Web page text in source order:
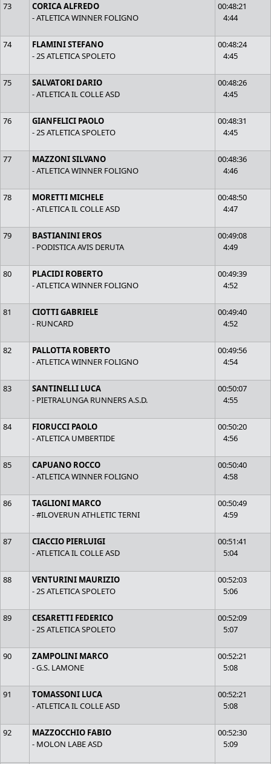
73
CORICA ALFREDO
- ATLETICA WINNER FOLIGNO
00:48:21
4:44
74
FLAMINI STEFANO
- 2S ATLETICA SPOLETO
00:48:24
4:45
75
SALVATORI DARIO
- ATLETICA IL COLLE ASD
00:48:26
4:45
76
GIANFELICI PAOLO
- 2S ATLETICA SPOLETO
00:48:31
4:45
77
MAZZONI SILVANO
- ATLETICA WINNER FOLIGNO
00:48:36
4:46
78
MORETTI MICHELE
- ATLETICA IL COLLE ASD
00:48:50
4:47
79
BASTIANINI EROS
- PODISTICA AVIS DERUTA
00:49:08
4:49
80
PLACIDI ROBERTO
- ATLETICA WINNER FOLIGNO
00:49:39
4:52
81
CIOTTI GABRIELE
- RUNCARD
00:49:40
4:52
82
PALLOTTA ROBERTO
- ATLETICA WINNER FOLIGNO
00:49:56
4:54
83
SANTINELLI LUCA
- PIETRALUNGA RUNNERS A.S.D.
00:50:07
4:55
84
FIORUCCI PAOLO
- ATLETICA UMBERTIDE
00:50:20
4:56
85
CAPUANO ROCCO
- ATLETICA WINNER FOLIGNO
00:50:40
4:58
86
TAGLIONI MARCO
- #ILOVERUN ATHLETIC TERNI
00:50:49
4:59
87
CIACCIO PIERLUIGI
- ATLETICA IL COLLE ASD
00:51:41
5:04
88
VENTURINI MAURIZIO
- 2S ATLETICA SPOLETO
00:52:03
5:06
89
CESARETTI FEDERICO
- 2S ATLETICA SPOLETO
00:52:09
5:07
90
ZAMPOLINI MARCO
- G.S. LAMONE
00:52:21
5:08
91
TOMASSONI LUCA
- ATLETICA IL COLLE ASD
00:52:21
5:08
92
MAZZOCCHIO FABIO
- MOLON LABE ASD
00:52:30
5:09